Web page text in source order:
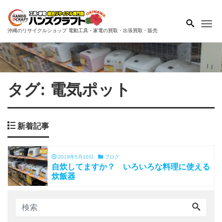
沖縄のリサイクルショップ 電動工具・家電の買取・出張買取・販売
タグ: 電気ポット
新着記事
2019年5月10日 ブログ
自炊してますか？ いろいろな料理に使える
炊飯器